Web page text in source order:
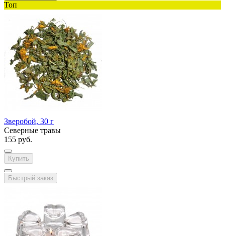
Топ
Зверобой, 30 г
Северные травы
155 руб.
Купить
Быстрый заказ